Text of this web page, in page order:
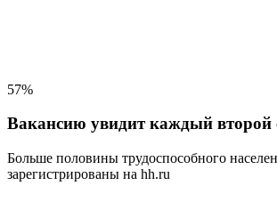
57%
Вакансию увидит каждый второй
Больше половины трудоспособного
зарегистрированы на hh.ru